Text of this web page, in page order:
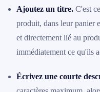
Ajoutez un titre. C'est
produit, dans leur panier
et directement lié au
immédiatement ce qu'ils
Écrivez une courte